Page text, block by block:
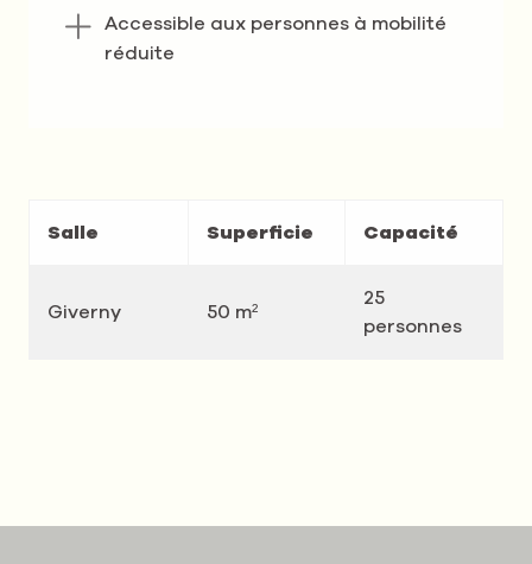
Accessible aux personnes à mobilité
réduite
Salle Superficie Capacité
Giverny 50 m²
25
personnes